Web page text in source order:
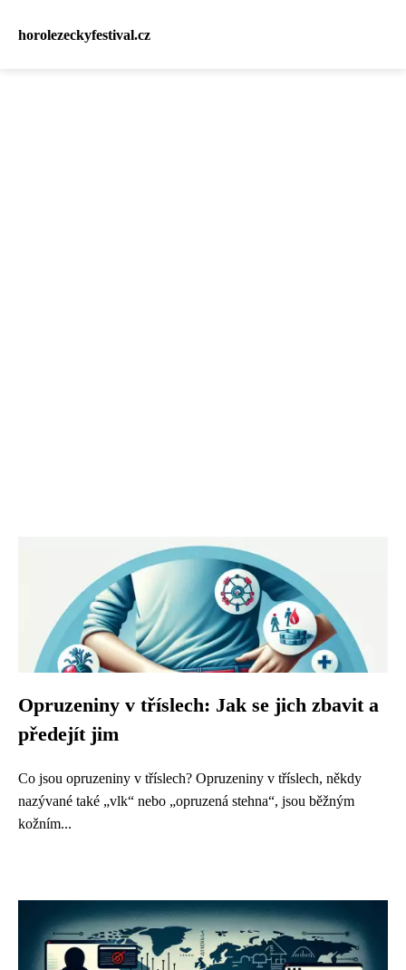
horolezeckyfestival.cz
Opruzeniny v tříslech: Jak se jich zbavit a
předejít jim
Co jsou opruzeniny v tříslech? Opruzeniny v tříslech, někdy
nazývané také „vlk“ nebo „opruzená stehna“, jsou běžným
kožním...